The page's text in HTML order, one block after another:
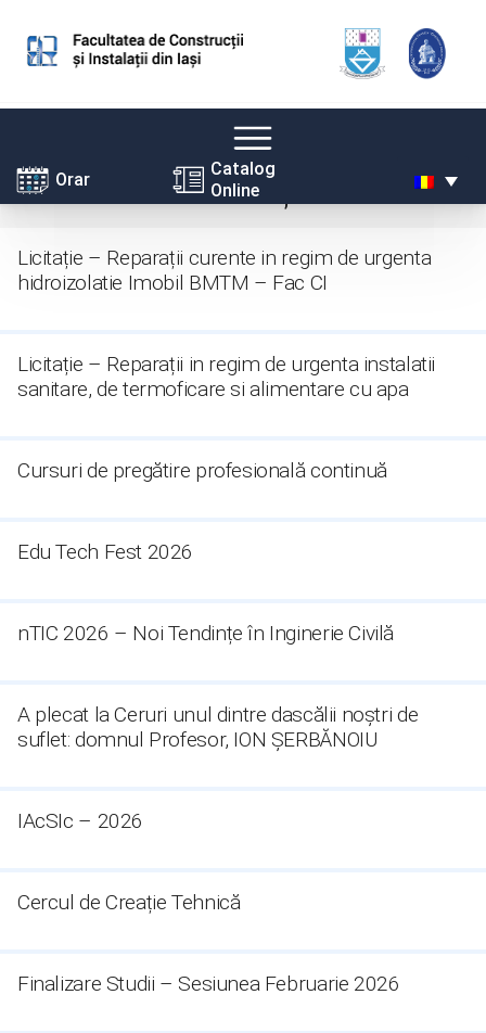
Skip
Orar
Catalog
Online
Noutăți
Licitație – Reparații curente in regim de urgenta
hidroizolatie Imobil BMTM – Fac CI
Licitație – Reparații in regim de urgenta instalatii
sanitare, de termoficare si alimentare cu apa
Cursuri de pregătire profesională continuă
Edu Tech Fest 2026
nTIC 2026 – Noi Tendințe în Inginerie Civilă
A plecat la Ceruri unul dintre dascălii noștri de
suflet: domnul Profesor, ION ȘERBĂNOIU
IAcSIc – 2026
Cercul de Creație Tehnică
Finalizare Studii – Sesiunea Februarie 2026